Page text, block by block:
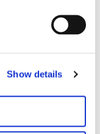
Show details